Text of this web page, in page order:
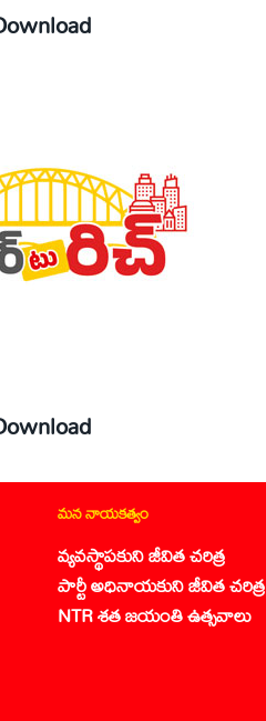
మన నాయకత్వం
వ్యవస్థాపకుని జీవిత చరిత్ర
పార్టీ అధినాయకుని జీవిత చరిత్ర
NTR శత జయంతి ఉత్సవాలు